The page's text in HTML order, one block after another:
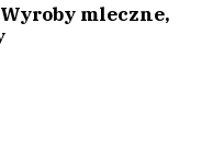
mleczne,